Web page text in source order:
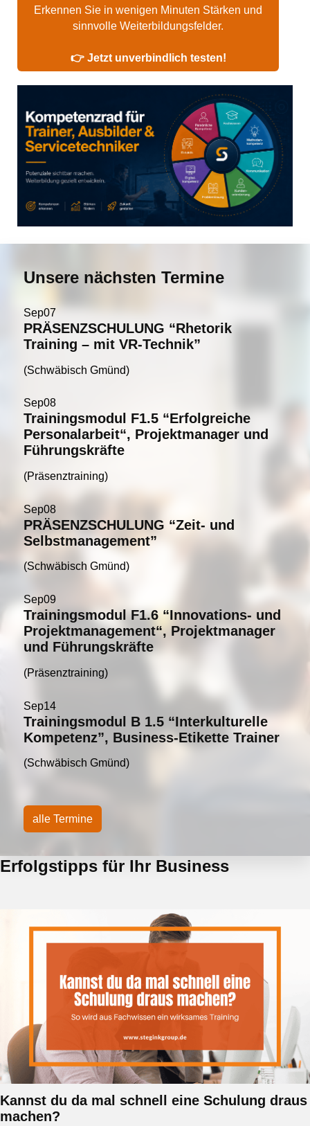
Erkennen Sie in wenigen Minuten Stärken und
sinnvolle Weiterbildungsfelder.
👉 Jetzt unverbindlich testen!
Unsere nächsten Termine
Sep07
PRÄSENZSCHULUNG “Rhetorik
Training – mit VR-Technik”
(Schwäbisch Gmünd)
Sep08
Trainingsmodul F1.5 “Erfolgreiche
Personalarbeit“, Projektmanager und
Führungskräfte
(Präsenztraining)
Sep08
PRÄSENZSCHULUNG “Zeit- und
Selbstmanagement”
(Schwäbisch Gmünd)
Sep09
Trainingsmodul F1.6 “Innovations- und
Projektmanagement“, Projektmanager
und Führungskräfte
(Präsenztraining)
Sep14
Trainingsmodul B 1.5 “Interkulturelle
Kompetenz”, Business-Etikette Trainer
(Schwäbisch Gmünd)
alle Termine
Erfolgstipps für Ihr Business
Kannst du da mal schnell eine Schulung draus
machen?